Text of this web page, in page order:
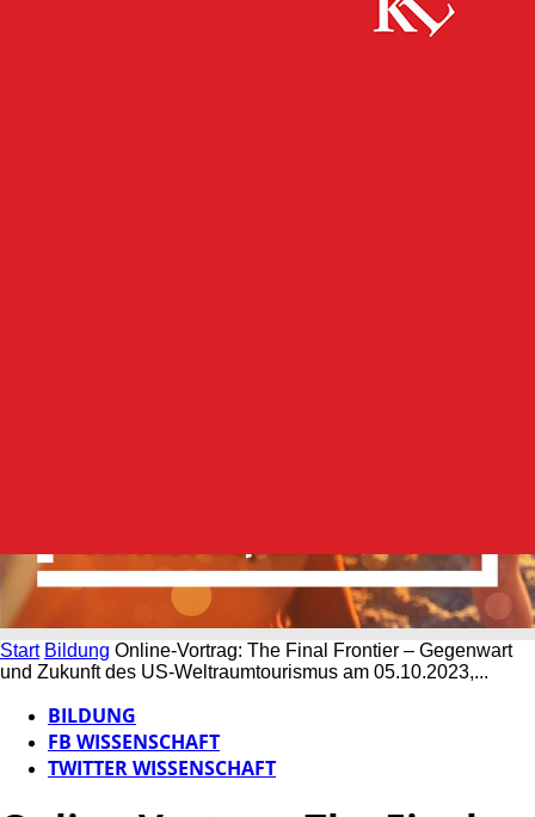
Start Bildung Online-Vortrag: The Final Frontier – Gegenwart
und Zukunft des US-Weltraumtourismus am 05.10.2023,...
BILDUNG
FB WISSENSCHAFT
TWITTER WISSENSCHAFT